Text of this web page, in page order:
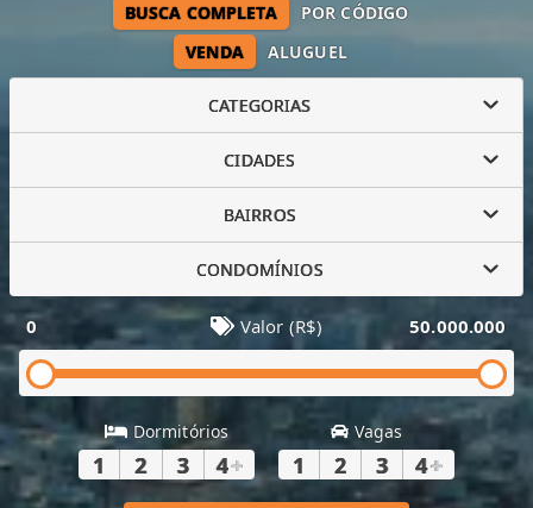
VENDA ALUGUEL
BUSCA COMPLETA POR CÓDIGO
CATEGORIAS
CIDADES
BAIRROS
CONDOMÍNIOS
0 Valor (R$) 50.000.000
Dormitórios
1 2 3 4+
Vagas
1 2 3 4+